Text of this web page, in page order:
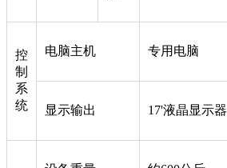
控
制
系
统
电脑主机 专用电脑
显示输出 17'液晶显示器